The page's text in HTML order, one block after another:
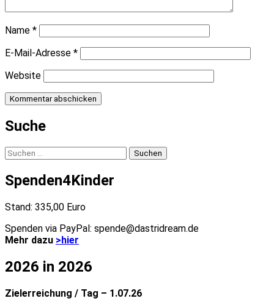
Name *
E-Mail-Adresse *
Website
Suche
Suchen
nach:
Spenden4Kinder
Stand: 335,00 Euro
Spenden via PayPal: spende@dastridream.de
Mehr dazu >hier
2026 in 2026
Zielerreichung / Tag – 1.07.26